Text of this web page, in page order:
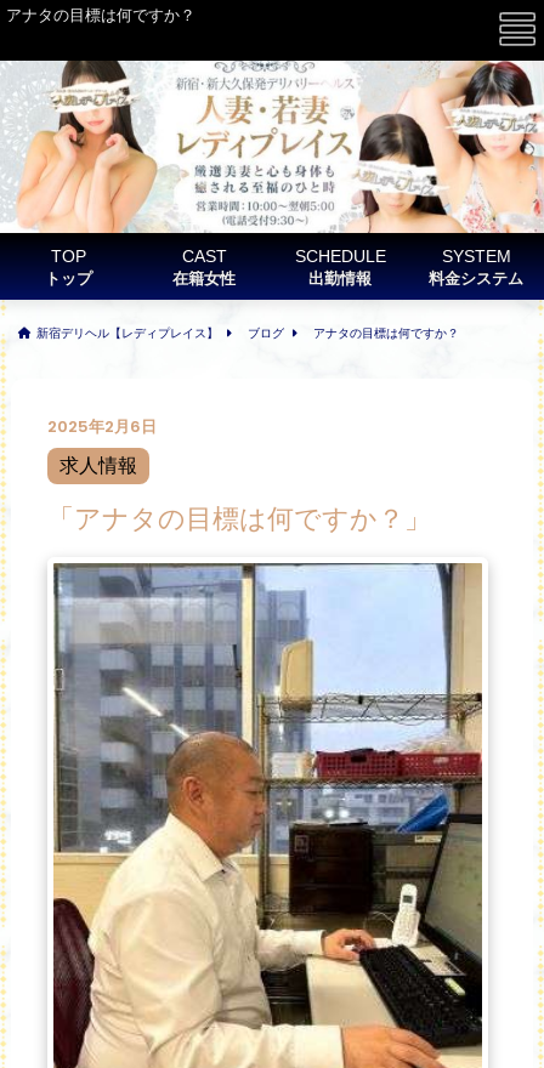
アナタの目標は何ですか？
TOP
トップ
CAST
在籍女性
SCHEDULE
出勤情報
SYSTEM
料金システム
新宿デリヘル【レディプレイス】 ブログ アナタの目標は何ですか？
2025年2月6日
求人情報
「アナタの目標は何ですか？」
☰